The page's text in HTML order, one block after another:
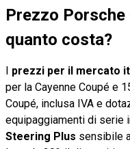
Prezzo Porsche
quanto costa?
I prezzi per il mercato
per la Cayenne Coupé e
Coupé, inclusa IVA e
equipaggiamenti di serie
Steering Plus sensibile